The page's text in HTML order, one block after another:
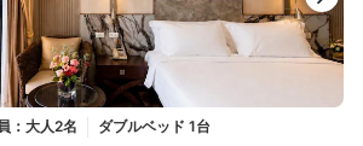
：大人2名
ダブルベッド 1台